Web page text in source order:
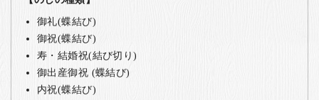
御礼(蝶結び)
御祝(蝶結び)
寿・結婚祝(結び切り)
御出産御祝 (蝶結び)
内祝(蝶結び)